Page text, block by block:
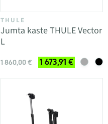
THULE
Jumta kaste THULE Vector
L
1 860,00 € 1 673,91 €